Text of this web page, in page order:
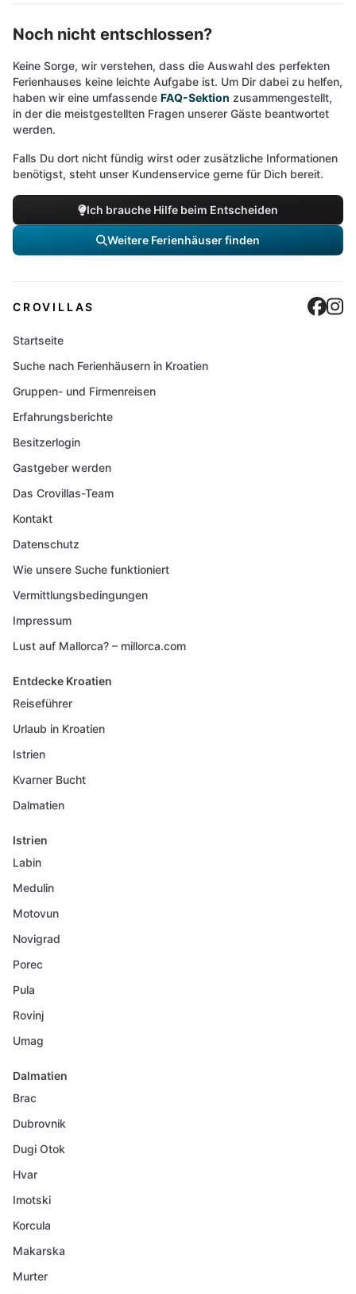
Noch nicht entschlossen?
Keine Sorge, wir verstehen, dass die Auswahl des perfekten
Ferienhauses keine leichte Aufgabe ist. Um Dir dabei zu helfen,
haben wir eine umfassende FAQ-Sektion zusammengestellt,
in der die meistgestellten Fragen unserer Gäste beantwortet
werden.
Falls Du dort nicht fündig wirst oder zusätzliche Informationen
benötigst, steht unser Kundenservice gerne für Dich bereit.
Ich brauche Hilfe beim Entscheiden
Weitere Ferienhäuser finden
CROVILLAS
Startseite
Suche nach Ferienhäusern in Kroatien
Gruppen- und Firmenreisen
Erfahrungsberichte
Besitzerlogin
Gastgeber werden
Das Crovillas-Team
Kontakt
Datenschutz
Wie unsere Suche funktioniert
Vermittlungsbedingungen
Impressum
Lust auf Mallorca? – millorca.com
Entdecke Kroatien
Reiseführer
Urlaub in Kroatien
Istrien
Kvarner Bucht
Dalmatien
Istrien
Labin
Medulin
Motovun
Novigrad
Porec
Pula
Rovinj
Umag
Dalmatien
Brac
Dubrovnik
Dugi Otok
Hvar
Imotski
Korcula
Makarska
Murter